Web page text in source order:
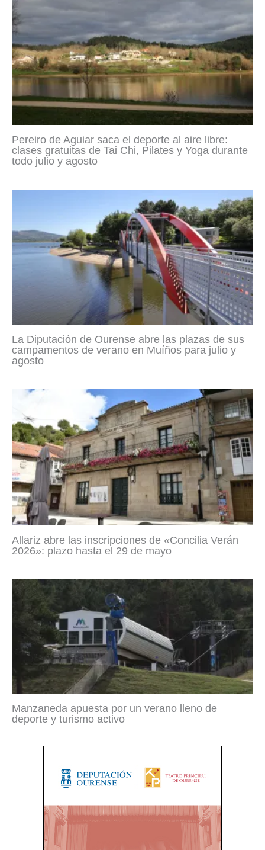
Pereiro de Aguiar saca el deporte al aire libre:
clases gratuitas de Tai Chi, Pilates y Yoga durante
todo julio y agosto
La Diputación de Ourense abre las plazas de sus
campamentos de verano en Muíños para julio y
agosto
Allariz abre las inscripciones de «Concilia Verán
2026»: plazo hasta el 29 de mayo
Manzaneda apuesta por un verano lleno de
deporte y turismo activo